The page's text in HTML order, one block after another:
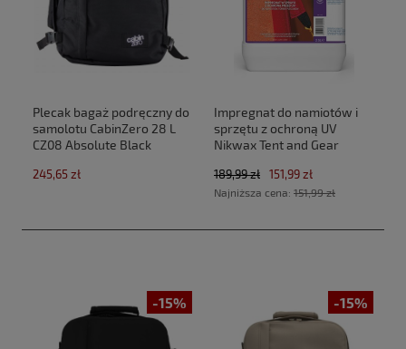
Plecak bagaż podręczny do
samolotu CabinZero 28 L
CZ08 Absolute Black
Air)
245,65 zł
Impregnat do namiotów i
sprzętu z ochroną UV
Nikwax Tent and Gear
189,99 zł 151,99 zł
Najniższa cena: 151,99 zł
-15% -15%